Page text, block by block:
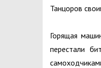
Танцоров
Горящая
перестали